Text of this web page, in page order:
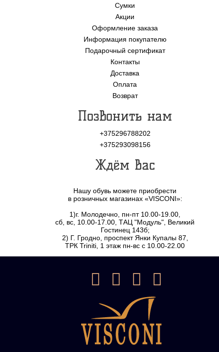
Сумки
Акции
Оформление заказа
Информация покупателю
Подарочный сертификат
Контакты
Доставка
Оплата
Возврат
Позвонить нам
+375296788202
+375293098156
Ждём Вас
Нашу обувь можете приобрести
в розничных магазинах «VISCONI»:
1)г. Молодечно, пн-пт 10.00-19.00,
сб, вс, 10.00-17.00, ТАЦ "Модуль", Великий
Гостинец 143б;
2) Г. Гродно, проспект Янки Купалы 87,
ТРК Triniti, 1 этаж пн-вс с 10.00-22.00